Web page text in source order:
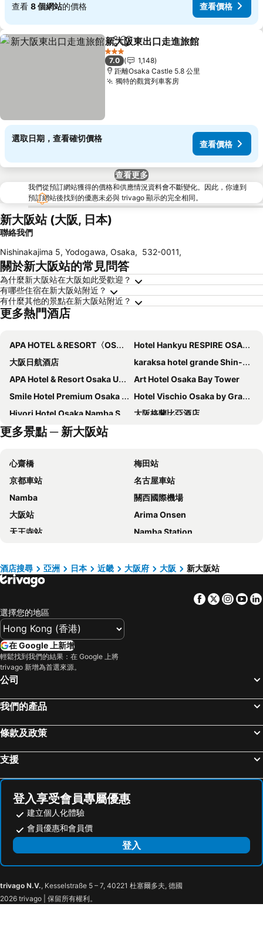
查看 8 個網站的價格 查看價格
分享 放到收藏夾
新大阪東出口走進旅館
3 星級
7.0
1,148
距離Osaka Castle 5.8 公里
獨特的觀賞列車客房
選取日期，查看確切價格
查看價格
查看更多
我們從預訂網站獲得的價格和供應情況資料會不斷變化。因此，你連到
預訂網站後找到的優惠未必與 trivago 顯示的完全相同。
新大阪站 (大阪, 日本)
聯絡我們
Nishinakajima 5, Yodogawa, Osaka, 532-0011,
關於新大阪站的常見問答
為什麼新大阪站在大阪如此受歡迎？
有哪些住宿在新大阪站附近？
有什麼其他的景點在新大阪站附近？
更多熱門酒店
APA HOTEL＆RESORT〈OSAKA NAMBA EKIMAE TOWER〉
Hotel Hankyu RESPIRE OSAKA
大阪日航酒店
karaksa hotel grande Shin-Osaka Tower
APA Hotel & Resort Osaka Umeda Eki Tower
Art Hotel Osaka Bay Tower
Smile Hotel Premium Osaka Hommachi
Hotel Vischio Osaka by Granvia
Hiyori Hotel Osaka Namba Station
大阪格蘭比亞酒店
APA Hotel & Resort Midosuji Hommachi Ekimae Tower
Candeo Hotels Osaka Namba
相鐵Grand Fresa 大阪難波
Hotel Keihan Namba Grande
KOKO HOTEL Osaka Namba Sennichimae
Dormy Inn Premium Namba Natural Hot Spring
Hotel Intergate Osaka Umeda
Liber Hotel Osaka
OMO7 Osaka by Hoshino Resorts
大阪蒙特利格拉斯米爾酒店
Swissotel Nankai Osaka
Hotel Gracery Osaka Namba
Miyako City Osaka Hommachi
APA Hotel Osaka Kadomashi Ekimae
大阪心齋橋凱富酒店
心齋橋哈頓酒店
心齋橋酒店
Hearton Hotel Shinsaibashi Nagahoridori
APA Hotel Namba Ekihigashi
Holiday Inn Osaka Namba by IHG
心齋橋小船酒店
Oriental Hotel Universal City
Villa Fontaine Grand Osaka Umeda
Dormy Inn Premium Namba ANNEX Natural Hot Spring
Four Points Flex By Sheraton Shin Osaka
Shin-Osaka Station Hotel
Hotel Shin Osaka
Hotel Shin Osaka
R&b Shinosaka Kitaguchi
Apa Hotel Shin-osaka Ekimae
更多景點 ─ 新大阪站
心齋橋
梅田站
京都車站
名古屋車站
Namba
關西國際機場
大阪站
Arima Onsen
天王寺站
Namba Station
梅田天空之城
神戶三宮車站
Namba City
下呂溫泉
高松車站
岡山車站
道頓堀
Himeji Station
天橋立溫泉
清水寺
Rinku Town Station
Chubu Centrair International Airport
Tottori Station
神戶車站
Nagoya Dome
山中溫泉
Nipponbashi Station
三宮車站
Nagoyajo Station
Yodogawa
Juso
Umeda Art Theater
Higashiyodogawa
酒店搜尋 亞洲 日本 近畿 大阪府 大阪 新大阪站
Facebook
Twitter
選擇您的地區
在 Google 上新增
輕鬆找到我們的結果：在 Google 上將
trivago 新增為首選來源。
公司
我們的產品
條款及政策
支援
登入享受會員專屬優惠
建立個人化體驗
會員優惠和會員價
登入
trivago N.V., Kesselstraße 5 – 7, 40221 杜塞爾多夫, 德國
2026 trivago | 保留所有權利。